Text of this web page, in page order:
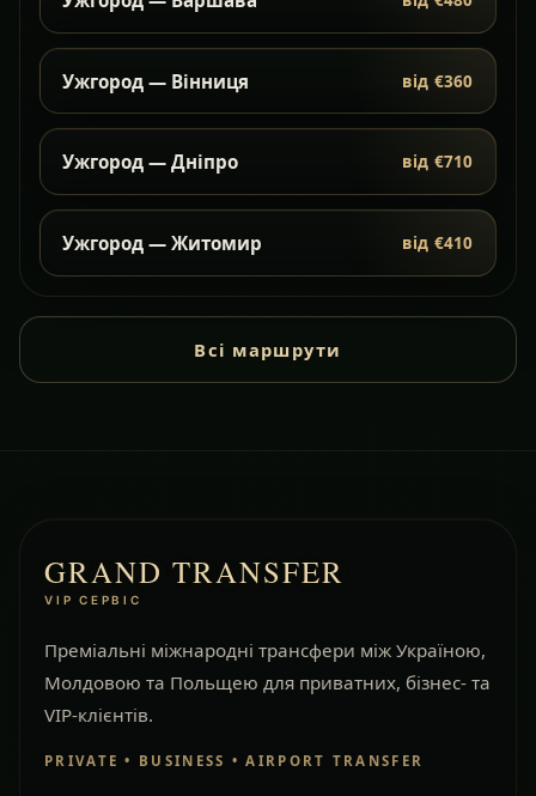
Ужгород — Вінниця від €360
Ужгород — Дніпро від €710
Ужгород — Житомир від €410
Всі маршрути
GRAND TRANSFER
VIP СЕРВІС
Преміальні міжнародні трансфери між Україною,
Молдовою та Польщею для приватних, бізнес- та
VIP-клієнтів.
PRIVATE • BUSINESS • AIRPORT TRANSFER